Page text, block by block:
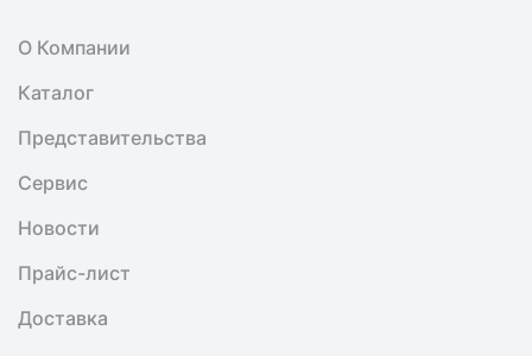
О Компании
Каталог
Представительства
Сервис
Новости
Прайс-лист
Доставка